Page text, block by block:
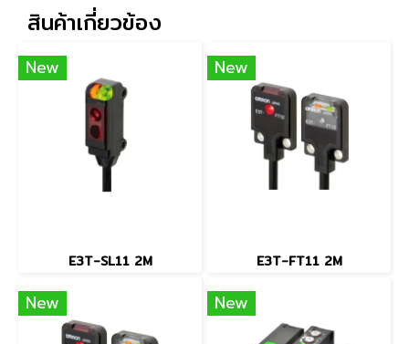
สินค้าเกี่ยวข้อง
New
E3T-SL11 2M
New
E3T-FT11 2M
New New